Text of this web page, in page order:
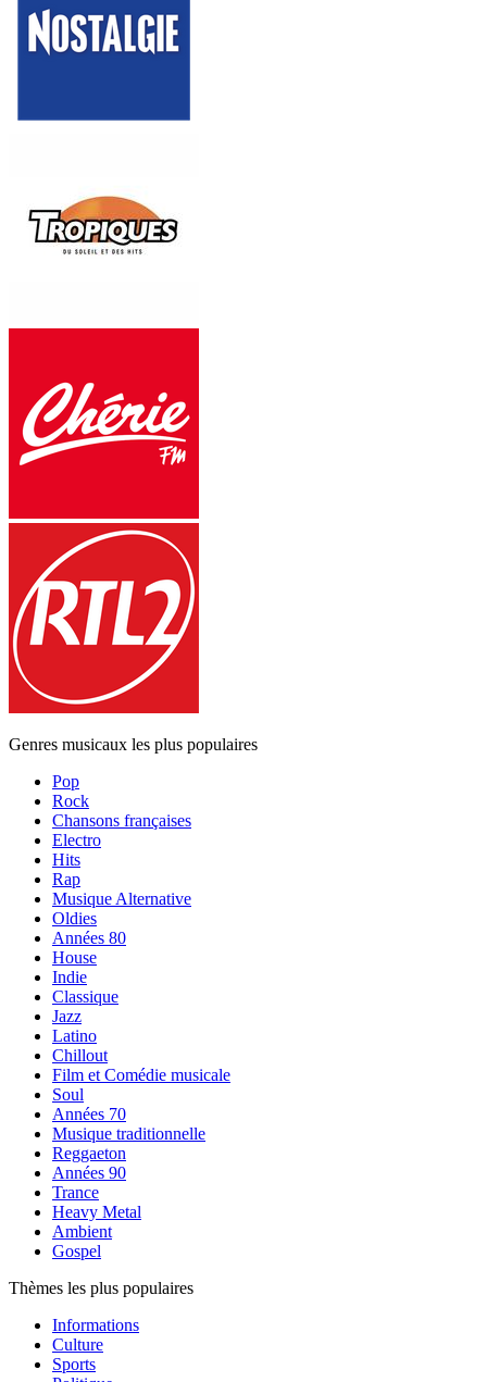
Genres musicaux les plus populaires
Pop
Rock
Chansons françaises
Electro
Hits
Rap
Musique Alternative
Oldies
Années 80
House
Indie
Classique
Jazz
Latino
Chillout
Film et Comédie musicale
Soul
Années 70
Musique traditionnelle
Reggaeton
Années 90
Trance
Heavy Metal
Ambient
Gospel
Thèmes les plus populaires
Informations
Culture
Sports